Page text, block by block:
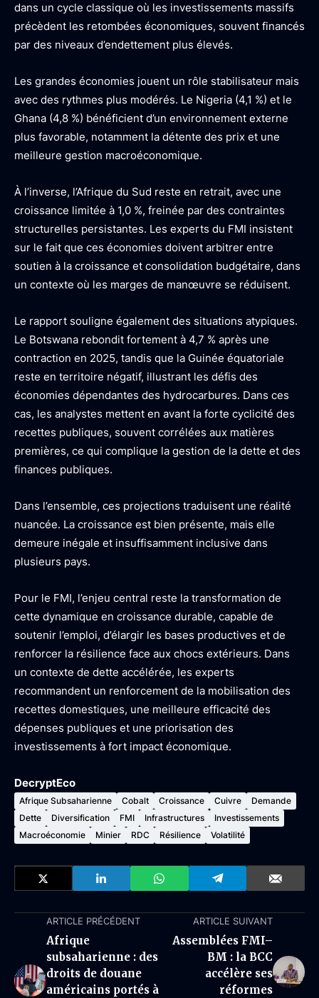
dans un cycle classique où les investissements massifs
précèdent les retombées économiques, souvent financés
par des niveaux d’endettement plus élevés.
Les grandes économies jouent un rôle stabilisateur mais
avec des rythmes plus modérés. Le Nigeria (4,1 %) et le
Ghana (4,8 %) bénéficient d’un environnement externe
plus favorable, notamment la détente des prix et une
meilleure gestion macroéconomique.
À l’inverse, l’Afrique du Sud reste en retrait, avec une
croissance limitée à 1,0 %, freinée par des contraintes
structurelles persistantes. Les experts du FMI insistent
sur le fait que ces économies doivent arbitrer entre
soutien à la croissance et consolidation budgétaire, dans
un contexte où les marges de manœuvre se réduisent.
Le rapport souligne également des situations atypiques.
Le Botswana rebondit fortement à 4,7 % après une
contraction en 2025, tandis que la Guinée équatoriale
reste en territoire négatif, illustrant les défis des
économies dépendantes des hydrocarbures. Dans ces
cas, les analystes mettent en avant la forte cyclicité des
recettes publiques, souvent corrélées aux matières
premières, ce qui complique la gestion de la dette et des
finances publiques.
Dans l’ensemble, ces projections traduisent une réalité
nuancée. La croissance est bien présente, mais elle
demeure inégale et insuffisamment inclusive dans
plusieurs pays.
Pour le FMI, l’enjeu central reste la transformation de
cette dynamique en croissance durable, capable de
soutenir l’emploi, d’élargir les bases productives et de
renforcer la résilience face aux chocs extérieurs. Dans
un contexte de dette accélérée, les experts
recommandent un renforcement de la mobilisation des
recettes domestiques, une meilleure efficacité des
dépenses publiques et une priorisation des
investissements à fort impact économique.
DecryptEco
Afrique Subsaharienne Cobalt Croissance Cuivre
Demande
Dette
Diversification FMI Infrastructures
Investissements
Macroéconomie
Minier RDC Résilience Volatilité
ARTICLE PRÉCÉDENT
Afrique
subsaharienne : des
droits de douane
américains portés à
ARTICLE SUIVANT
Assemblées FMI–
BM : la BCC
accélère ses
réformes